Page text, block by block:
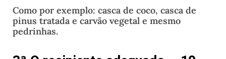
Como por exemplo: casca de coco, casca de
pinus tratada e carvão vegetal e mesmo
pedrinhas.